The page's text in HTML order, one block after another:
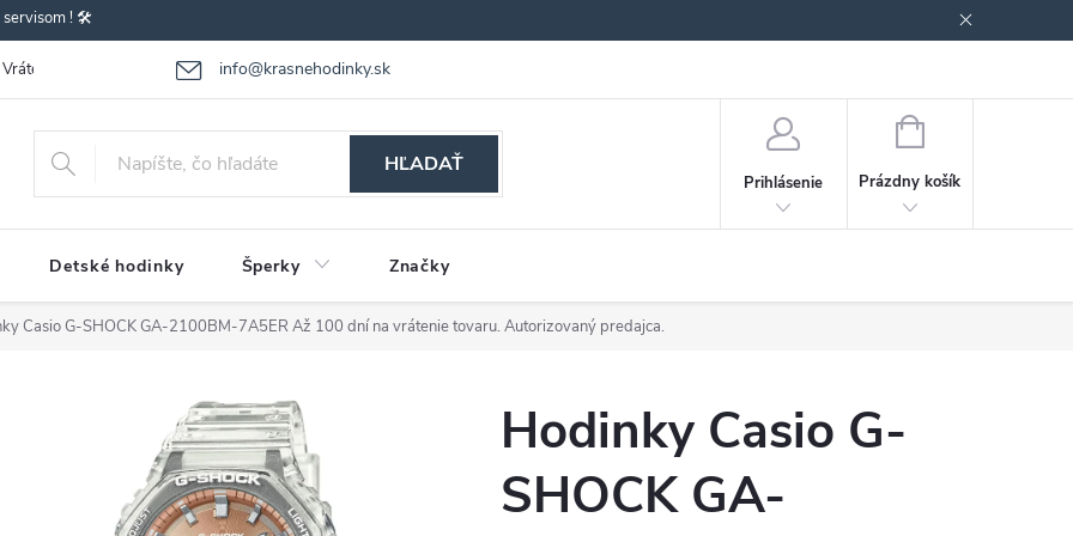
servisom ! 🛠️
info@krasnehodinky.sk
Vrátenie-výmena tovaru Reklamácia tovaru Obchodné podmienky
HĽADAŤ
Prihlásenie
NÁKUPNÝ
Prázdny košík
Detské hodinky Šperky Značky
Casio G-SHOCK GA-2100BM-7A5ER Až 100 dní na vrátenie tovaru. Autorizovaný predajca.
Hodinky Casio G-
SHOCK GA-